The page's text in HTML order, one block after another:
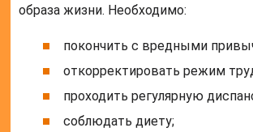
образа жизни. Необходимо:
покончить с вредными
откорректировать режим
проходить регулярную
соблюдать диету;